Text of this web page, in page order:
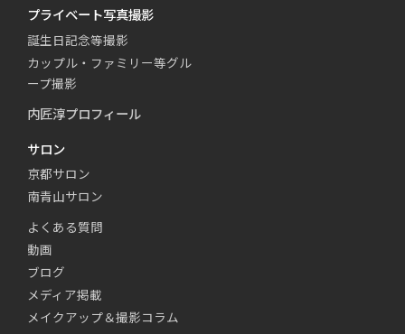
プライベート写真撮影
誕生日記念等撮影
カップル・ファミリー等グル
ープ撮影
内匠淳プロフィール
サロン
京都サロン
南青山サロン
よくある質問
動画
ブログ
メディア掲載
メイクアップ＆撮影コラム